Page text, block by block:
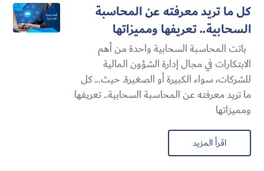
كل ما تريد معرفته عن المحاسبة
السحابية​.. تعريفها ومميزاتها
باتت المحاسبة السحابية​ واحدة من أهم
الابتكارات في مجال إدارة الشؤون المالية
للشركات، سواء الكبيرة أو الصغيرة. حيث... كل
ما تريد معرفته عن المحاسبة السحابية​.. تعريفها
ومميزاتها
اقرأ المزيد